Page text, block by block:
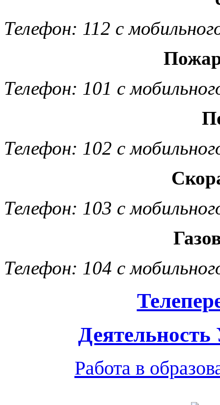
Телефон: 112 с
Телефон: 101 с
Телефон: 102 с
Телефон: 103 с
Телефон: 104 с
Работа в